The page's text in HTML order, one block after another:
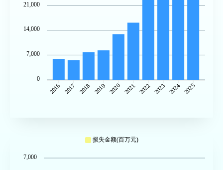
21,000
14,000
7,000
0
2016 2017 2018 2019 2020 2021 2022 2023 2024 2025
损失金额(百万元)
7,000